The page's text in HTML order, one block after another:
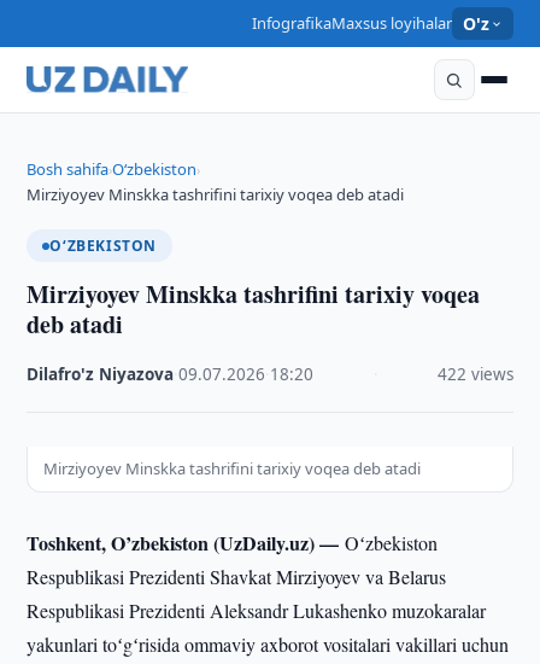
InfografikaMaxsus loyihalar O'z
Bosh sahifa›O‘zbekiston›
Mirziyoyev Minskka tashrifini tarixiy voqea deb atadi
O‘ZBEKISTON
Mirziyoyev Minskka tashrifini tarixiy voqea
deb atadi
Dilafro'z Niyazova ·09.07.2026 18:20 422 views
Mirziyoyev Minskka tashrifini tarixiy voqea deb atadi
Toshkent, O’zbekiston (UzDaily.uz) —Oʻzbekiston
Respublikasi Prezidenti Shavkat Mirziyoyev va Belarus
Respublikasi Prezidenti Aleksandr Lukashenko muzokaralar
yakunlari toʻgʻrisida ommaviy axborot vositalari vakillari uchun